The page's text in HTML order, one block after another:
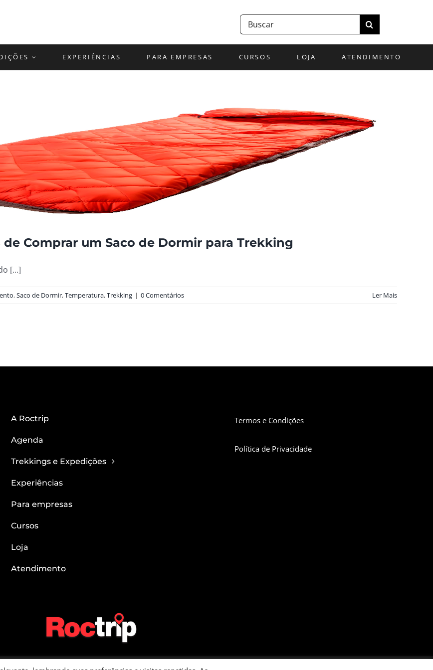
Buscar
resultados
EXPERIÊNCIAS PARA EMPRESAS CURSOS LOJA ATENDIMENTO
de Comprar um Saco de Dormir para Trekking
[...]
,Saco de Dormir,Temperatura,Trekking | 0 Comentários Ler Mais
A Roctrip
Agenda
Trekkings e Expedições
Experiências
Para empresas
Cursos
Loja
Atendimento
Termos e Condições
Política de Privacidade